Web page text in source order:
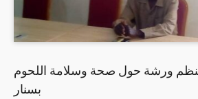
تنظم ورشة حول صحة وسلامة اللحوم
بسنار